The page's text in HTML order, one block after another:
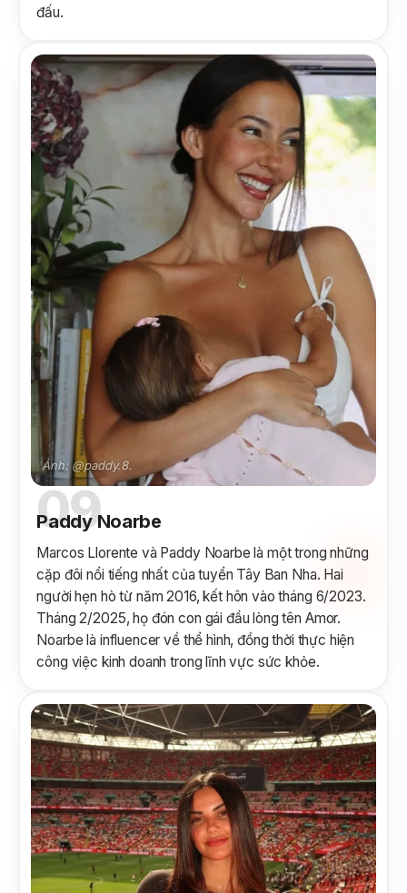
đấu.
Ảnh: @paddy.8.
09
Paddy Noarbe
Marcos Llorente và Paddy Noarbe là một trong những
cặp đôi nổi tiếng nhất của tuyển Tây Ban Nha. Hai
người hẹn hò từ năm 2016, kết hôn vào tháng 6/2023.
Tháng 2/2025, họ đón con gái đầu lòng tên Amor.
Noarbe là influencer về thể hình, đồng thời thực hiện
công việc kinh doanh trong lĩnh vực sức khỏe.